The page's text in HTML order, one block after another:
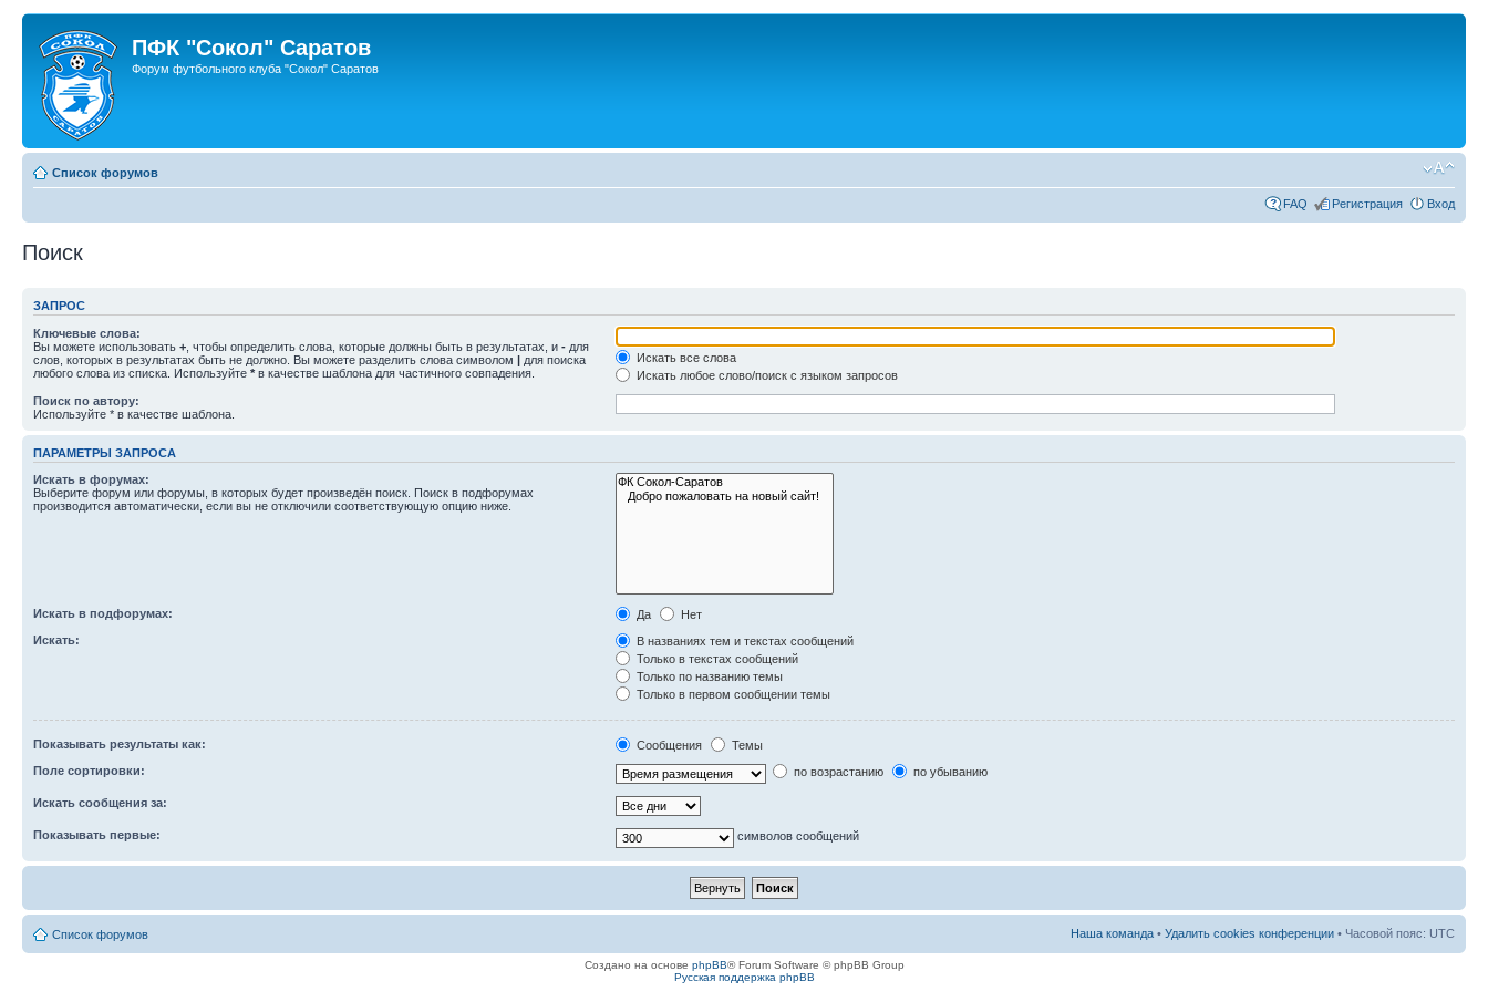
ПФК "Сокол" Саратов
Форум футбольного клуба "Сокол" Саратов
Список форумов
FAQ Регистрация Вход
Поиск
ЗАПРОС
Ключевые слова:
Вы можете использовать + , чтобы определить слова, которые должны быть в результатах, и - для
слов, которых в результатах быть не должно. Вы можете разделить слова символом | для поиска
любого слова из списка. Используйте * в качестве шаблона для частичного совпадения.
Искать все слова
Искать любое слово/поиск с языком запросов
Поиск по автору:
Используйте * в качестве шаблона.
ПАРАМЕТРЫ ЗАПРОСА
Искать в форумах:
Выберите форум или форумы, в которых будет произведён поиск. Поиск в подфорумах
производится автоматически, если вы не отключили соответствующую опцию ниже.
Искать в подфорумах: Да
Нет
Искать:
В названиях тем и текстах сообщений
Только в текстах сообщений
Только по названию темы
Только в первом сообщении темы
Показывать результаты как: Сообщения
Темы
Поле сортировки:
по возрастанию по убыванию
Искать сообщения за:
Показывать первые: символов сообщений
Список форумов Наша команда • Удалить cookies конференции • Часовой пояс: UTC
Создано на основе phpBB® Forum Software © phpBB Group
Русская поддержка phpBB